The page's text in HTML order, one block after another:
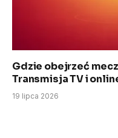
Gdzie obejrzeć
Transmisja TV i
19 lipca 2026